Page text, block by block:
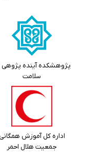
پژوهشکده آینده پژوهی
سلامت
اداره کل آموزش همگانی
جمعیت هلال احمر